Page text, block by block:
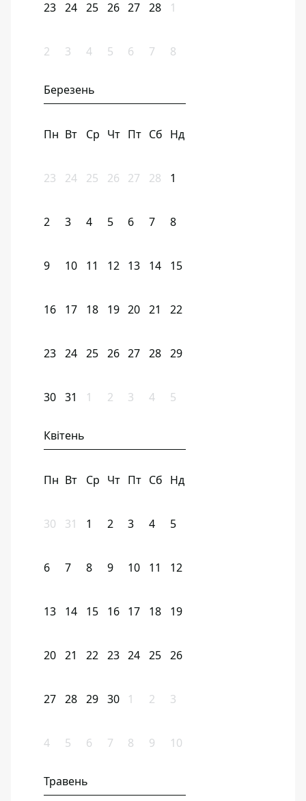
23 24 25 26 27 28 1
2 3 4 5 6 7 8
Березень
Пн Вт Ср Чт Пт Сб Нд
23 24 25 26 27 28 1
2 3 4 5 6 7 8
9 10 11 12 13 14 15
16 17 18 19 20 21 22
23 24 25 26 27 28 29
30 31 1 2 3 4 5
Квітень
Пн Вт Ср Чт Пт Сб Нд
30 31 1 2 3 4 5
6 7 8 9 10 11 12
13 14 15 16 17 18 19
20 21 22 23 24 25 26
27 28 29 30 1 2 3
4 5 6 7 8 9 10
Травень